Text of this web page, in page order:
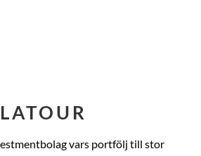
LATOUR
vars portfölj till stor